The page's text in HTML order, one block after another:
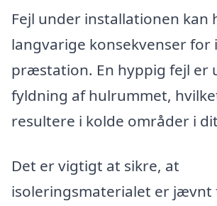
Fejl under installationen kan
langvarige konsekvenser for
præstation. En hyppig fejl er
fyldning af hulrummet,
resultere i kolde områder i
Det er vigtigt at sikre, at
isoleringsmaterialet er jævnt